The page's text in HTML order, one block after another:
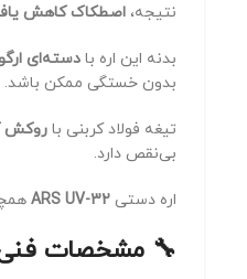
نتیجه، اصطکاک کاهش
بدنه این اره با دسته‌ای
بدون خستگی ممکن باشد.
تیغه فولاد کربنی با روکش
بی‌نقص دارد.
اره دستی ARS UV-32
🔧 مشخصات